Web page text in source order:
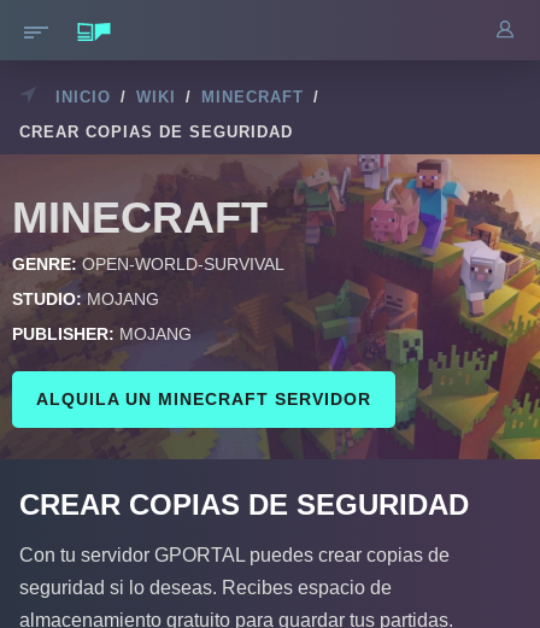
INICIO / WIKI / MINECRAFT /
CREAR COPIAS DE SEGURIDAD
MINECRAFT
GENRE: OPEN-WORLD-SURVIVAL
STUDIO: MOJANG
PUBLISHER: MOJANG
ALQUILA UN MINECRAFT SERVIDOR
CREAR COPIAS DE SEGURIDAD
Con tu servidor GPORTAL puedes crear copias de
seguridad si lo deseas. Recibes espacio de
almacenamiento gratuito para guardar tus partidas.